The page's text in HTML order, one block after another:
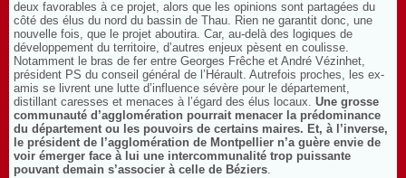
deux favorables à ce projet, alors que les opinions sont partagées du
côté des élus du nord du bassin de Thau. Rien ne garantit donc, une
nouvelle fois, que le projet aboutira. Car, au-delà des logiques de
développement du territoire, d’autres enjeux pèsent en coulisse.
Notamment le bras de fer entre Georges Frêche et André Vézinhet,
président PS du conseil général de l’Hérault. Autrefois proches, les ex-
amis se livrent une lutte d’influence sévère pour le département,
distillant caresses et menaces à l’égard des élus locaux. Une grosse
communauté d’agglomération pourrait menacer la prédominance
du département ou les pouvoirs de certains maires. Et, à l’inverse,
le président de l’agglomération de Montpellier n’a guère envie de
voir émerger face à lui une intercommunalité trop puissante
pouvant demain s’associer à celle de Béziers.